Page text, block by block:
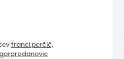
franci.perčič,